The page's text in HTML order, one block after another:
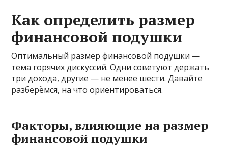
Как определить размер
финансовой подушки
Оптимальный размер финансовой подушки —
тема горячих дискуссий. Одни советуют держать
три дохода, другие — не менее шести. Давайте
разберёмся, на что ориентироваться.
Факторы, влияющие на размер
финансовой подушки